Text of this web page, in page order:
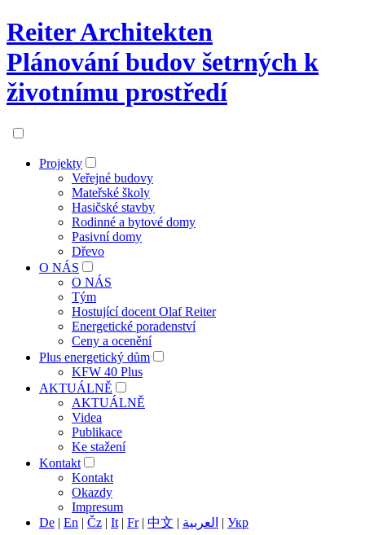
Reiter Architekten
Plánování budov šetrných k
životnímu prostředí
Projekty
Veřejné budovy
Mateřské školy
Hasičské stavby
Rodinné a bytové domy
Pasivní domy
Dřevo
O NÁS
O NÁS
Tým
Hostující docent Olaf Reiter
Energetické poradenství
Ceny a ocenění
Plus energetický dům
KFW 40 Plus
AKTUÁLNĚ
AKTUÁLNĚ
Videa
Publikace
Ke stažení
Kontakt
Kontakt
Okazdy
Impresum
De | En | Čz | It | Fr| 中文 | العربية | Укр